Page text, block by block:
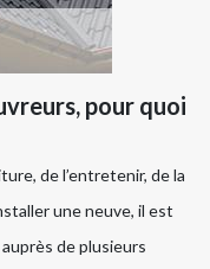
pour quoi
de l’entretenir, de la
une neuve, il est
de plusieurs